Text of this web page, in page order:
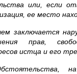
или, если
ее место
заключается
прав,
истца и его